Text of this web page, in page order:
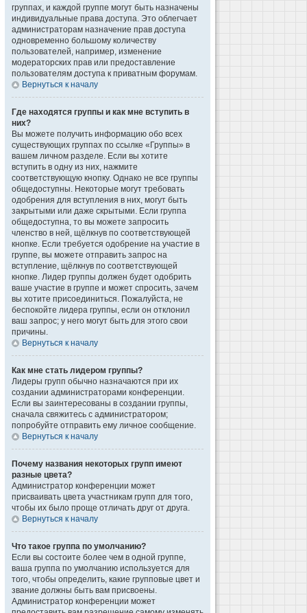
группах, и каждой группе могут быть назначены
индивидуальные права доступа. Это облегчает
администраторам назначение прав доступа
одновременно большому количеству
пользователей, например, изменение
модераторских прав или предоставление
пользователям доступа к приватным форумам.
Вернуться к началу
Где находятся группы и как мне вступить в
них?
Вы можете получить информацию обо всех
существующих группах по ссылке «Группы» в
вашем личном разделе. Если вы хотите
вступить в одну из них, нажмите
соответствующую кнопку. Однако не все группы
общедоступны. Некоторые могут требовать
одобрения для вступления в них, могут быть
закрытыми или даже скрытыми. Если группа
общедоступна, то вы можете запросить
членство в ней, щёлкнув по соответствующей
кнопке. Если требуется одобрение на участие в
группе, вы можете отправить запрос на
вступление, щёлкнув по соответствующей
кнопке. Лидер группы должен будет одобрить
ваше участие в группе и может спросить, зачем
вы хотите присоединиться. Пожалуйста, не
беспокойте лидера группы, если он отклонил
ваш запрос; у него могут быть для этого свои
причины.
Вернуться к началу
Как мне стать лидером группы?
Лидеры групп обычно назначаются при их
создании администраторами конференции.
Если вы заинтересованы в создании группы,
сначала свяжитесь с администратором;
попробуйте отправить ему личное сообщение.
Вернуться к началу
Почему названия некоторых групп имеют
разные цвета?
Администратор конференции может
присваивать цвета участникам групп для того,
чтобы их было проще отличать друг от друга.
Вернуться к началу
Что такое группа по умолчанию?
Если вы состоите более чем в одной группе,
ваша группа по умолчанию используется для
того, чтобы определить, какие групповые цвет и
звание должны быть вам присвоены.
Администратор конференции может